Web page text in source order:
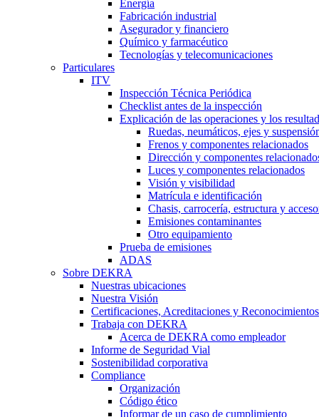
Energía
Fabricación industrial
Asegurador y financiero
Químico y farmacéutico
Tecnologías y telecomunicaciones
Particulares
ITV
Inspección Técnica Periódica
Checklist antes de la inspección
Explicación de las operaciones y los
Ruedas, neumáticos, ejes y
Frenos y componentes relacionados
Dirección y componentes
Luces y componentes relacionados
Visión y visibilidad
Matrícula e identificación
Chasis, carrocería, estructura y
Emisiones contaminantes
Otro equipamiento
Prueba de emisiones
ADAS
Sobre DEKRA
Nuestras ubicaciones
Nuestra Visión
Certificaciones, Acreditaciones y Reconocimientos
Trabaja con DEKRA
Acerca de DEKRA como empleador
Informe de Seguridad Vial
Sostenibilidad corporativa
Compliance
Organización
Código ético
Informar de un caso de cumplimiento